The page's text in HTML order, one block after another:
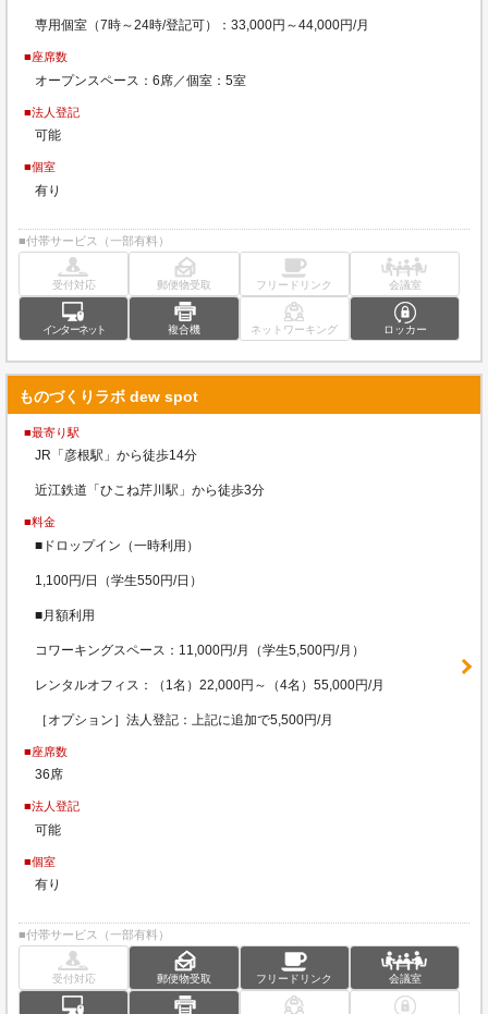
専用個室（7時～24時/登記可）：33,000円～44,000円/月
■座席数
オープンスペース：6席／個室：5室
■法人登記
可能
■個室
有り
■付帯サービス（一部有料）
受付対応 郵便物受取 フリードリンク 会議室
インターネット 複合機 ネットワーキング ロッカー
ものづくりラボ dew spot
■最寄り駅
JR「彦根駅」から徒歩14分
近江鉄道「ひこね芹川駅」から徒歩3分
■料金
■ドロップイン（一時利用）
1,100円/日（学生550円/日）
■月額利用
コワーキングスペース：11,000円/月（学生5,500円/月）
レンタルオフィス：（1名）22,000円～（4名）55,000円/月
［オプション］法人登記：上記に追加で5,500円/月
■座席数
36席
■法人登記
可能
■個室
有り
■付帯サービス（一部有料）
受付対応 郵便物受取 フリードリンク 会議室